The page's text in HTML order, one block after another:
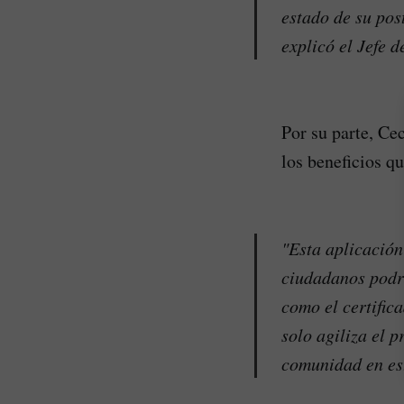
estado de su
explicó el Jefe
Por su parte,
los beneficios
"Esta
ciudadanos
como el
solo agiliza el
comunidad en